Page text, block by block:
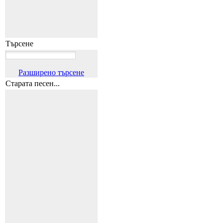
Търсене
Разширено търсене
Старата песен...